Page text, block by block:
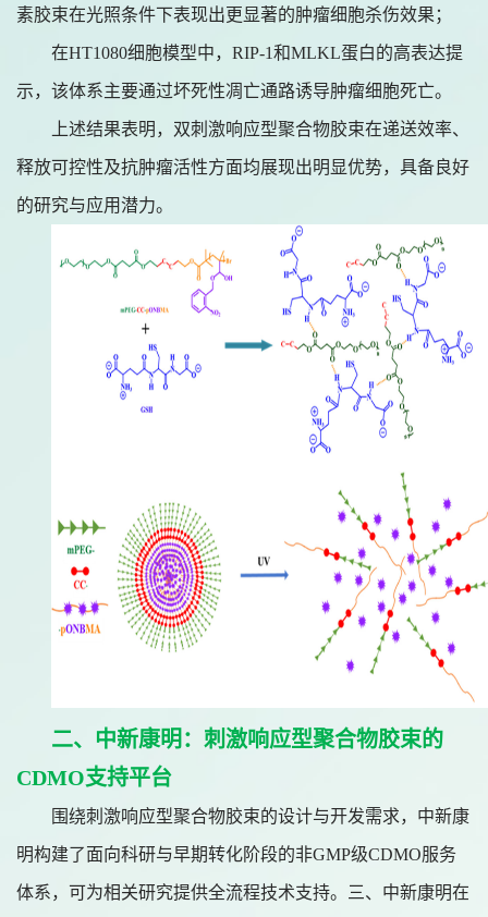
素胶束在光照条件下表现出更显著的肿瘤细胞杀伤效果；
在HT1080细胞模型中，RIP-1和MLKL蛋白的高表达提
示，该体系主要通过坏死性凋亡通路诱导肿瘤细胞死亡。
上述结果表明，双刺激响应型聚合物胶束在递送效率、
释放可控性及抗肿瘤活性方面均展现出明显优势，具备良好
的研究与应用潜力。
二、中新康明：刺激响应型聚合物胶束的
CDMO支持平台
围绕刺激响应型聚合物胶束的设计与开发需求，中新康
明构建了面向科研与早期转化阶段的非GMP级CDMO服务
体系，可为相关研究提供全流程技术支持。三、中新康明在